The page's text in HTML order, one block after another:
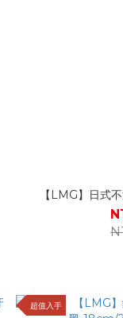
【LMG】日式
超值入手